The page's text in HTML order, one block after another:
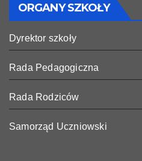
ORGANY SZKOŁY
Dyrektor szkoły
Rada Pedagogiczna
Rada Rodziców
Samorząd Uczniowski